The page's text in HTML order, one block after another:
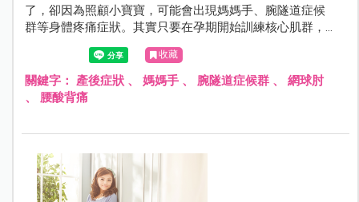
了，卻因為照顧小寶寶，可能會出現媽媽手、腕隧道症候
群等身體疼痛症狀。其實只要在孕期開始訓練核心肌群，
做伸展操、按摩等放鬆身體，就能預防這些惱人的媽媽症
候群。一起來了解4大媽媽症候群～
收藏
關鍵字： 產後症狀、 媽媽手、 腕隧道症候群、 網球肘
、 腰酸背痛